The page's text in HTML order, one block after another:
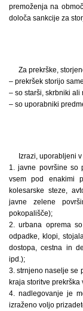
premoženja na
določa sankcije za
Za prekrške,
– prekršek storijo same,
– so starši, skrbniki ali
– so uporabniki
Izrazi, uporabljeni
1. javne površine so
vsem pod enakimi
kolesarske steze,
javne zelene
pokopališče);
2. urbana oprema
odpadke, klopi,
dostopa, cestna in
ipd.);
3. strnjeno naselje se
kraja storitve prekrška
4. nadlegovanje je
izraženo voljo